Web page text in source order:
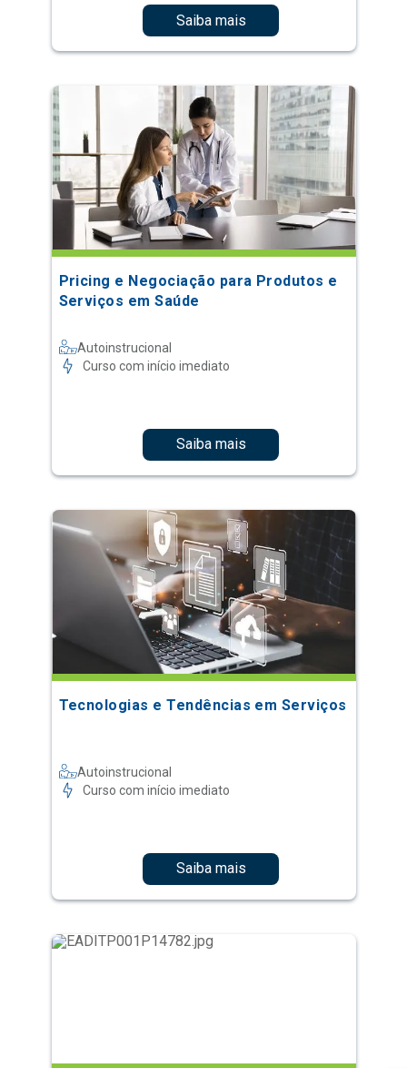
Saiba mais
Pricing e Negociação para Produtos e
Serviços em Saúde
Autoinstrucional
Curso com início imediato
Saiba mais
Tecnologias e Tendências em Serviços
Autoinstrucional
Curso com início imediato
Saiba mais